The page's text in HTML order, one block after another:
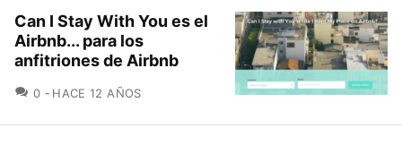
Can I Stay With You es el
Airbnb... para los
anfitriones de Airbnb
0 COMENTARIOS
HACE 12 AÑOS